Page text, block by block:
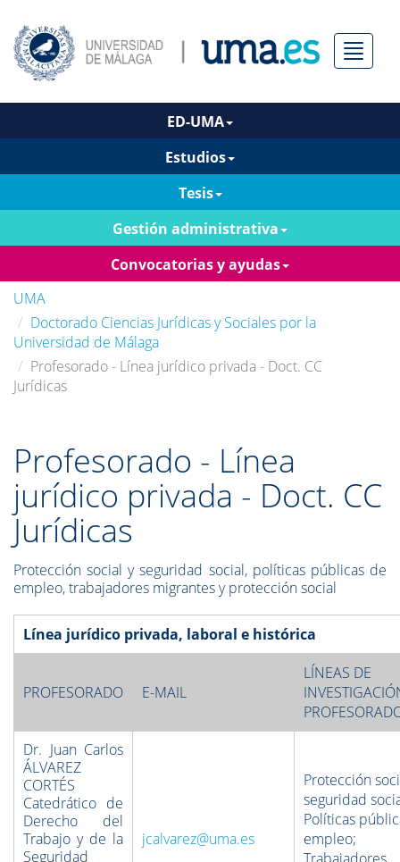
Menú
ED-UMA
Estudios
Tesis
Gestión administrativa
Convocatorias y ayudas
UMA
Doctorado Ciencias Jurídicas y Sociales por la
Universidad de Málaga
Profesorado - Línea jurídico privada - Doct. CC
Jurídicas
Profesorado - Línea
jurídico privada - Doct. CC
Jurídicas
Protección social y seguridad social, políticas públicas de
empleo, trabajadores migrantes y protección social
Línea jurídico privada, laboral e histórica
PROFESORADO E-MAIL
LÍNEAS DE
Dr. Juan Carlos
ÁLVAREZ
CORTÉS
Catedrático de
Derecho del
Trabajo y de la
Seguridad
jcalvarez@uma.es
Protección
seguridad
Políticas
empleo;